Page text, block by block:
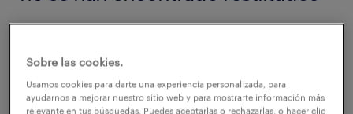
You may want to change your filter criteria to
get more results. The following actions may
Sobre las cookies.
Usamos cookies para darte una experiencia personalizada, para
ayudarnos a mejorar nuestro sitio web y para mostrarte información más
relevante en tus búsquedas. Puedes aceptarlas o rechazarlas, o hacer clic